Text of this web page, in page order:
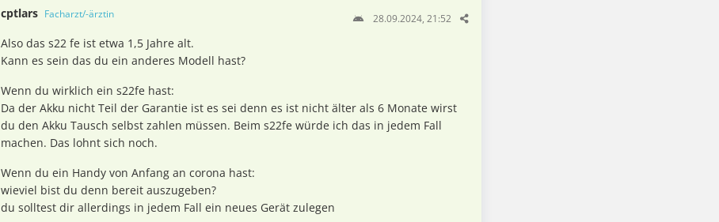
cptlars Facharzt/-ärztin 28.09.2024, 21:52
Also das s22 fe ist etwa 1,5 Jahre alt.
Kann es sein das du ein anderes Modell hast?
Wenn du wirklich ein s22fe hast:
Da der Akku nicht Teil der Garantie ist es sei denn es ist nicht älter als 6 Monate wirst
du den Akku Tausch selbst zahlen müssen. Beim s22fe würde ich das in jedem Fall
machen. Das lohnt sich noch.
Wenn du ein Handy von Anfang an corona hast:
wieviel bist du denn bereit auszugeben?
du solltest dir allerdings in jedem Fall ein neues Gerät zulegen